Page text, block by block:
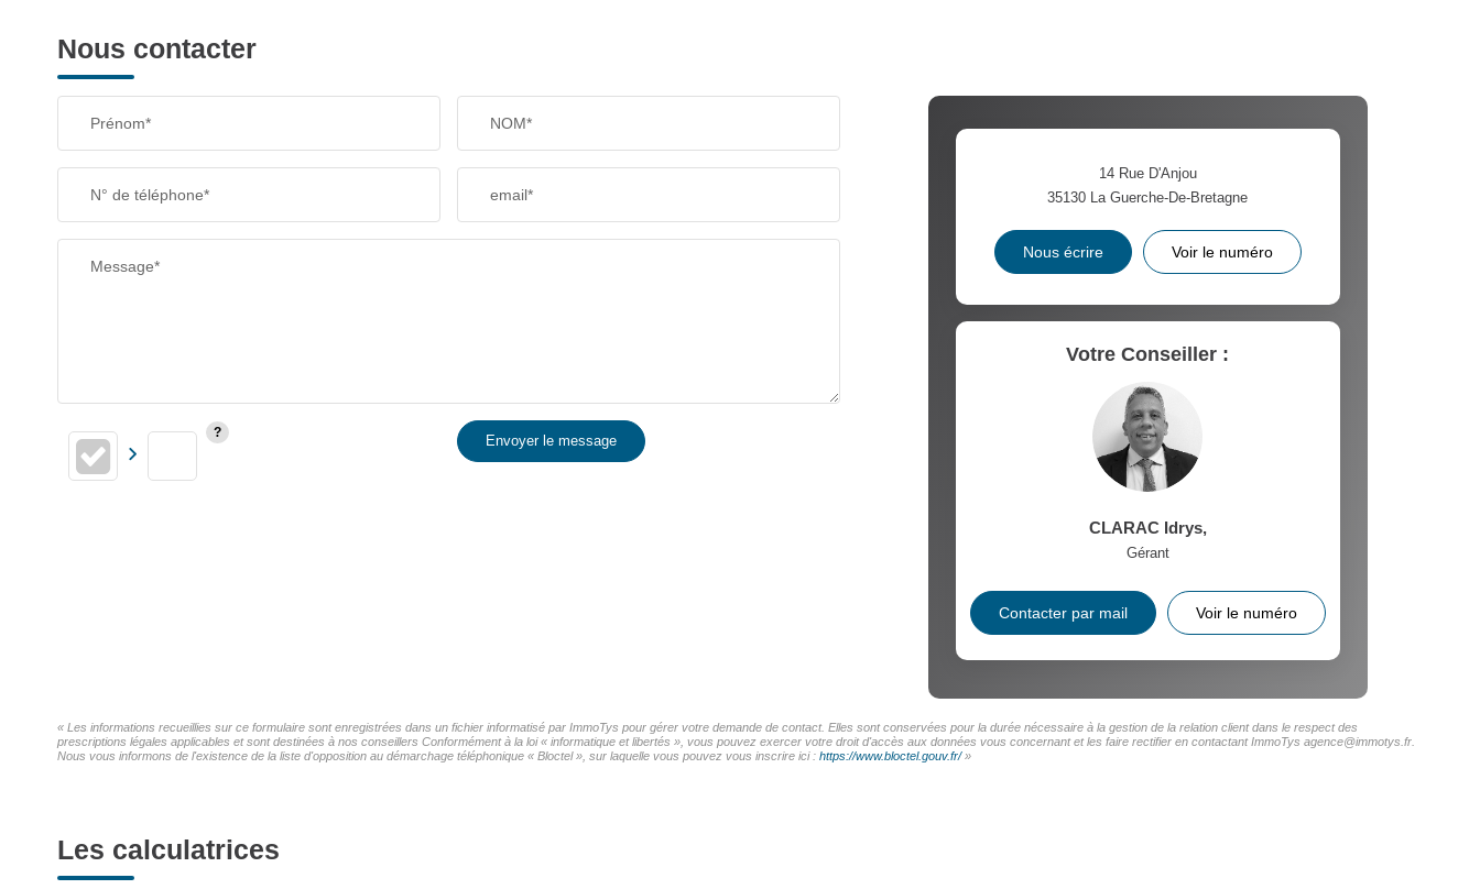
Nous contacter
Prénom* NOM*
N° de téléphone* email*
Message*
Envoyer le message
14 Rue D'Anjou
35130 La Guerche-De-Bretagne
Nous écrire Voir le numéro
Votre Conseiller :
CLARAC Idrys,
Gérant
Contacter par mail Voir le numéro
« Les informations recueillies sur ce formulaire sont enregistrées dans un fichier informatisé par ImmoTys pour gérer votre demande de contact. Elles sont conservées pour la durée nécessaire à la gestion de la relation client dans le respect des
prescriptions légales applicables et sont destinées à nos conseillers Conformément à la loi « informatique et libertés », vous pouvez exercer votre droit d'accès aux données vous concernant et les faire rectifier en contactant ImmoTys agence@immotys.fr.
Nous vous informons de l'existence de la liste d'opposition au démarchage téléphonique « Bloctel », sur laquelle vous pouvez vous inscrire ici : https://www.bloctel.gouv.fr/»
Les calculatrices